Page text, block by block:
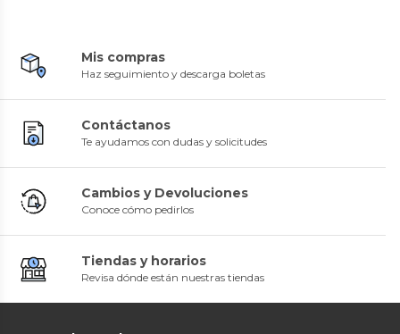
Mis compras
Haz seguimiento y descarga boletas
Contáctanos
Te ayudamos con dudas y solicitudes
Cambios y Devoluciones
Conoce cómo pedirlos
Tiendas y horarios
Revisa dónde están nuestras tiendas